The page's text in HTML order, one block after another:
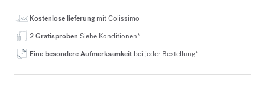
Kostenlose lieferungmit Colissimo
2 Gratisproben Siehe Konditionen*
Eine besondere Aufmerksamkeit bei jeder Bestellung*